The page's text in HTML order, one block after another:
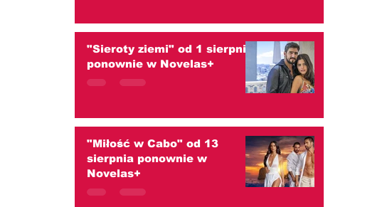
"Sieroty ziemi" od 1 sierpnia
ponownie w Novelas+
"Miłość w Cabo" od 13
sierpnia ponownie w
Novelas+